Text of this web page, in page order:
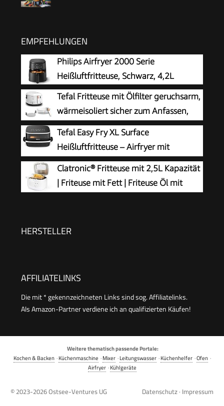
EMPFEHLUNGEN
Philips Airfryer 2000 Serie
Heißluftfritteuse, Schwarz, 4,2L
Tefal Fritteuse mit Ölfilter geruchsarm,
wärmeisoliert sicher zum Anfassen,
kompakt einklappbare Griffe, 150-
190°C einstellbar, spülmaschinenfest, für
Pommes Nuggets Snacks, antihaftbeschichtet
Tefal Easy Fry XL Surface
Heißluftfritteuse – Airfryer mit
Sichtfenster & XL-Garfläche (bis 1 kg), digitales
Bedienfeld, Extra-Crisp, energieeffizient &
schnell, antihaft, kompakt, Pizza Ofen FW4018
Clatronic® Fritteuse mit 2,5L Kapazität
| Friteuse mit Fett | Friteuse Öl mit
Thermostat | Fritteuse mit Öl - FR 3771
HERSTELLER
AFFILIATELINKS
Die mit * gekennzeichneten Links sind sog. Affiliatelinks.
Als Amazon-Partner verdiene ich an qualifizierten Käufen!
Weitere thematisch passende Portale:
Kochen & Backen·Küchenmaschine ·Mixer·Leitungswasser·Küchenhelfer·Ofen·
Airfryer·Kühlgeräte
© 2023-2026Ostsee-Ventures UG Datenschutz · Impressum